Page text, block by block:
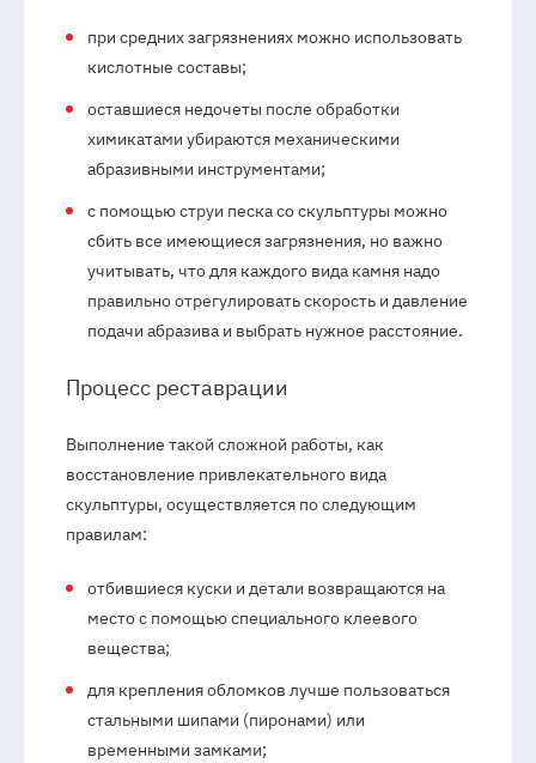
при средних загрязнениях можно использовать
кислотные составы;
оставшиеся недочеты после обработки
химикатами убираются механическими
абразивными инструментами;
с помощью струи песка со скульптуры можно
сбить все имеющиеся загрязнения, но важно
учитывать, что для каждого вида камня надо
правильно отрегулировать скорость и давление
подачи абразива и выбрать нужное расстояние.
Процесс реставрации
Выполнение такой сложной работы, как
восстановление привлекательного вида
скульптуры, осуществляется по следующим
правилам:
отбившиеся куски и детали возвращаются на
место с помощью специального клеевого
вещества;
для крепления обломков лучше пользоваться
стальными шипами (пиронами) или
временными замками;